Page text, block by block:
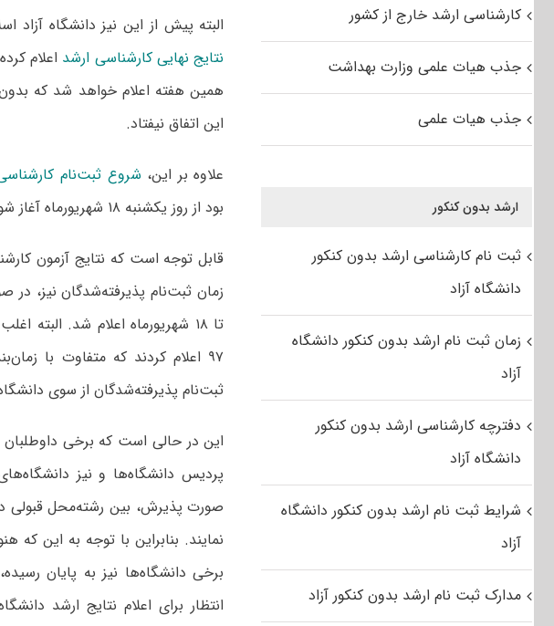
البته پیش از این نیز دانشگاه آزاد
نتایج نهایی کارشناسی ارشد اعلام
همین هفته اعلام خواهد شد که
این اتفاق نیفتاد.
علاوه بر این، شروع ثبت‌نام
بود از روز یکشنبه ۱۸ شهریورماه آغاز شود نیز محقق نشد.
تا ۱۸ شهریورماه اعلام شد.
۹۷ اعلام کردند که متفاوت با
ثبت‌نام پذیرفته‌شدگان از سوی
این در حالی است که برخی
پردیس دانشگاه‌ها و نیز
صورت پذیرش، بین رشته‌محل قبولی
برخی دانشگاه‌ها نیز به پایان
انتظار برای اعلام نتایج ارشد
کارشناسی ارشد خارج از کشور
جذب هیات علمی وزارت بهداشت
جذب هیات علمی
ارشد بدون کنکور
ثبت نام کارشناسی ارشد بدون کنکور
دانشگاه آزاد
زمان ثبت نام ارشد بدون کنکور دانشگاه
آزاد
دفترچه کارشناسی ارشد بدون کنکور
دانشگاه آزاد
شرایط ثبت نام ارشد بدون کنکور دانشگاه
آزاد
مدارک ثبت نام ارشد بدون کنکور آزاد